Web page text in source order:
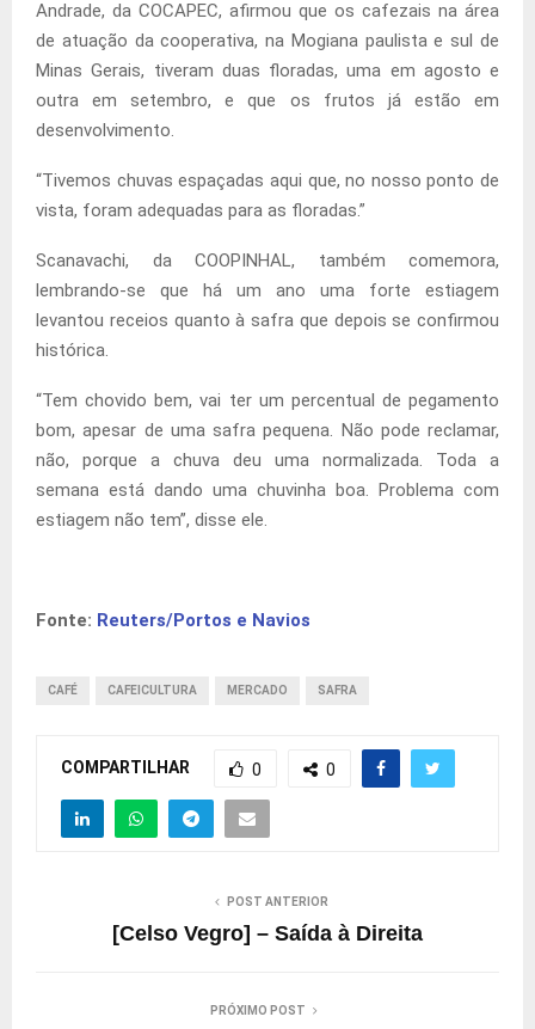
Andrade, da COCAPEC, afirmou que os cafezais na área
de atuação da cooperativa, na Mogiana paulista e sul de
Minas Gerais, tiveram duas floradas, uma em agosto e
outra em setembro, e que os frutos já estão em
desenvolvimento.
“Tivemos chuvas espaçadas aqui que, no nosso ponto de
vista, foram adequadas para as floradas.”
Scanavachi, da COOPINHAL, também comemora,
lembrando-se que há um ano uma forte estiagem
levantou receios quanto à safra que depois se confirmou
histórica.
“Tem chovido bem, vai ter um percentual de pegamento
bom, apesar de uma safra pequena. Não pode reclamar,
não, porque a chuva deu uma normalizada. Toda a
semana está dando uma chuvinha boa. Problema com
estiagem não tem”, disse ele.
Fonte: Reuters/Portos e Navios
CAFÉ CAFEICULTURA MERCADO SAFRA
COMPARTILHAR 0 0
POST ANTERIOR
[Celso Vegro] – Saída à Direita
PRÓXIMO POST